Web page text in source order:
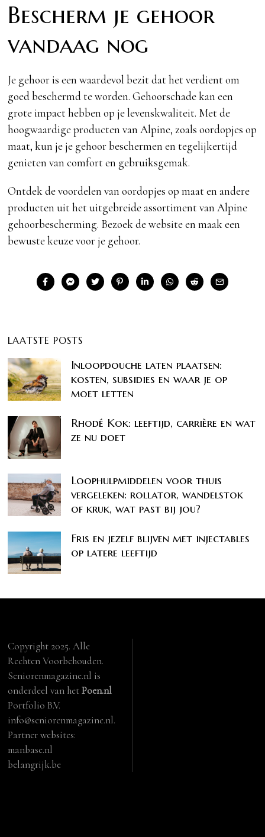
Bescherm je gehoor
vandaag nog
Je gehoor is een waardevol bezit dat het verdient om
goed beschermd te worden. Gehoorschade kan een
grote impact hebben op je levenskwaliteit. Met de
hoogwaardige producten van Alpine, zoals oordopjes op
maat, kun je je gehoor beschermen en tegelijkertijd
genieten van comfort en gebruiksgemak.
Ontdek de voordelen van oordopjes op maat en andere
producten uit het uitgebreide assortiment van Alpine
gehoorbescherming. Bezoek de website en maak een
bewuste keuze voor je gehoor.
LAATSTE POSTS
Inloopdouche laten plaatsen:
kosten, subsidies en waar je op
moet letten
Rhodé Kok: leeftijd, carrière en wat
ze nu doet
Loophulpmiddelen voor thuis
vergeleken: rollator, wandelstok
of kruk, wat past bij jou?
Fris en jezelf blijven met injectables
op latere leeftijd
Copyright 2025. Alle
Rechten Voorbehouden.
Seniorenmagazine.nl is
onderdeel van hetPoen.nl
Portfolio B.V.
info@seniorenmagazine.nl.
Partner websites:
manbase.nl
belangrijk.be